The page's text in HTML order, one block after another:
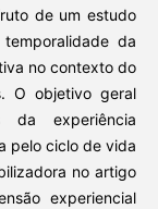
de um estudo
da
no contexto do
O objetivo geral
da experiência
pelo ciclo de vida
no artigo
experiencial